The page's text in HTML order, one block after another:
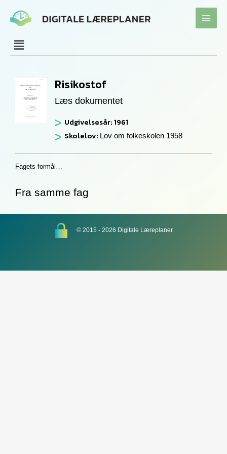
Fra samme fag
Risikostof
Læs dokumentet
Udgivelsesår: 1961
Skolelov: Lov om folkeskolen 1958
Fagets formål…
© 2015 - 2026 Digitale Læreplaner